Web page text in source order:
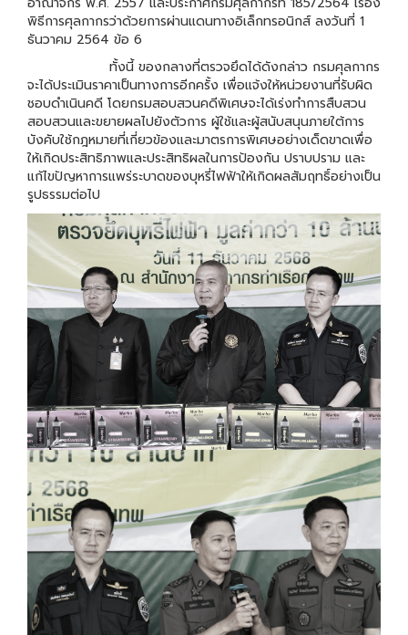
พิธีการศุลกากรว่าด้วยการผ่านแดนทางอิเล็กทรอนิกส์ ลงวันที่ 1
ธันวาคม 2564 ข้อ 6
ทั้งนี้ ของกลางที่ตรวจยึดได้ดังกล่าว กรมศุลกากร
จะได้ประเมินราคาเป็นทางการอีกครั้ง เพื่อแจ้งให้หน่วยงานที่รับผิด
ชอบดำเนินคดี โดยกรมสอบสวนคดีพิเศษจะได้เร่งทำการสืบสวน
สอบสวนและขยายผลไปยังตัวการ ผู้ใช้และผู้สนับสนุนภายใต้การ
บังคับใช้กฎหมายที่เกี่ยวข้องและมาตรการพิเศษอย่างเด็ดขาดเพื่อ
ให้เกิดประสิทธิภาพและประสิทธิผลในการป้องกัน ปราบปราม และ
แก้ไขปัญหาการแพร่ระบาดของบุหรี่ไฟฟ้าให้เกิดผลสัมฤทธิ์อย่างเป็น
รูปธรรมต่อไป